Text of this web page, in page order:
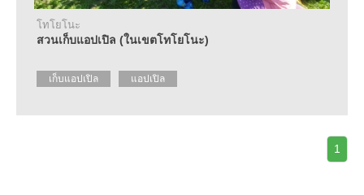
โทโยโนะ
สวนเก็บแอปเปิล (ในเขตโทโยโนะ)
เก็บแอปเปิล แอปเปิล
1